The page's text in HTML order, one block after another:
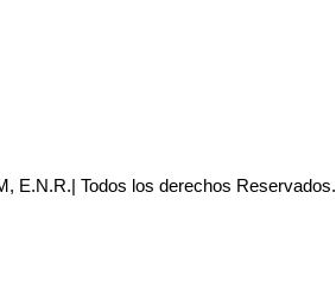
E.N.R.| Todos los derechos Reservados.